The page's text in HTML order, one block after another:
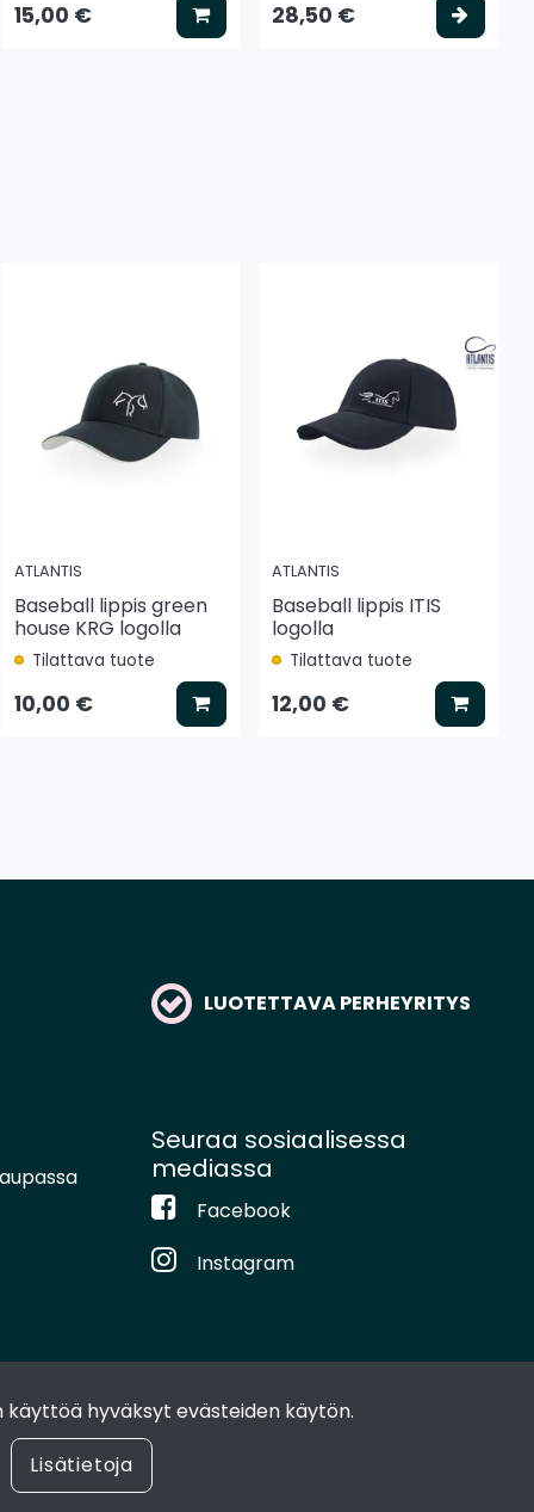
hyväksyt evästeiden käytön.
Lisätietoja
vaihtoehto
15,00 € Lisää koriin
28,50 €
vaihtoehto
ATLANTIS
Baseball lippis green
house KRG logolla
Tilattava tuote
10,00 € Lisää koriin
ATLANTIS
Baseball lippis ITIS
logolla
Tilattava tuote
12,00 € Lisää
LUOTETTAVA PERHEYRITYS
Seuraa sosiaalisessa
mediassa
Facebook
Instagram